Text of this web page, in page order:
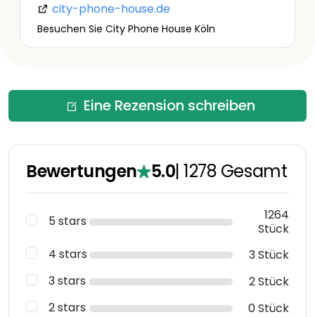
city-phone-house.de
Besuchen Sie City Phone House Köln
Eine Rezension schreiben
Bewertungen 5.0|1278 Gesamt
5 stars
1264
Stück
4 stars
3 Stück
3 stars
2 Stück
2 stars
0 Stück